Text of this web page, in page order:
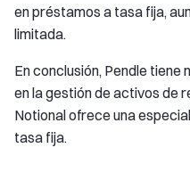
en préstamos a tasa fija,
limitada.
En conclusión, Pendle
en la gestión de activos de
Notional ofrece una
tasa fija.